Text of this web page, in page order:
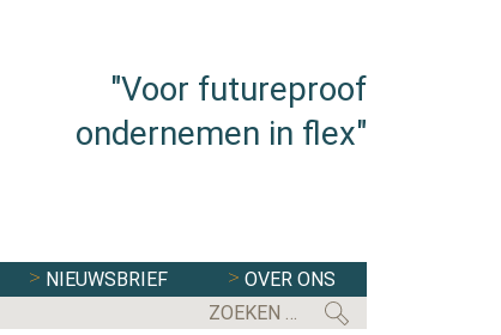
"Voor futureproof
ondernemen in flex"
NIEUWSBRIEF
OVER ONS
EERSTE KAMER STEMT IN MET